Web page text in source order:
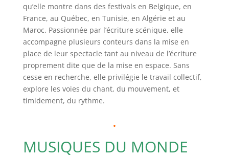
qu’elle montre dans des festivals en Belgique, en
France, au Québec, en Tunisie, en Algérie et au
Maroc. Passionnée par l’écriture scénique, elle
accompagne plusieurs conteurs dans la mise en
place de leur spectacle tant au niveau de l’écriture
proprement dite que de la mise en espace. Sans
cesse en recherche, elle privilégie le travail collectif,
explore les voies du chant, du mouvement, et
timidement, du rythme.
.
MUSIQUES DU MONDE